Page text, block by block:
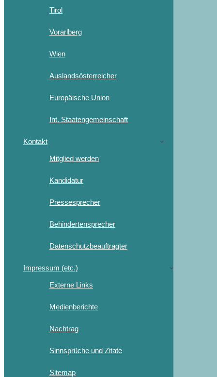
Tirol
Vorarlberg
Wien
Auslandsösterreicher
Europäische Union
Int. Staatengemeinschaft
Kontakt
Mitglied werden
Kandidatur
Pressesprecher
Behindertensprecher
Datenschutzbeauftragter
Impressum (etc.)
Externe Links
Medienberichte
Nachtrag
Sinnsprüche und Zitate
Sitemap